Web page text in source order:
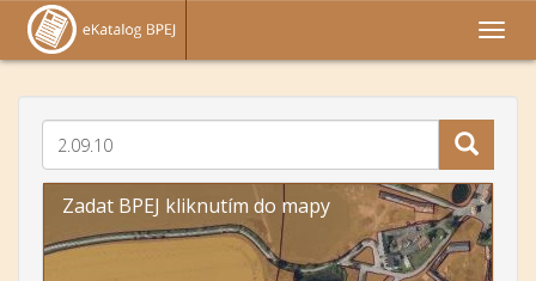
Zadat BPEJ kliknutím do mapy